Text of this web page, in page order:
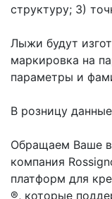
структуру; 3)
Лыжи будут
маркировка на
параметры и
В розницу
Обращаем Ваше
компания
платформ для
®, которые